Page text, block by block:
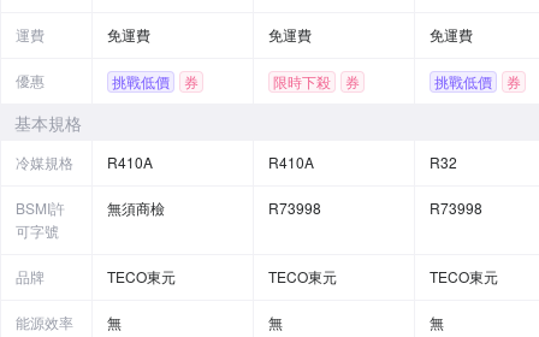
運費 免運費 免運費 免運費
優惠 挑戰低價 券 限時下殺 券 挑戰低價 券
基本規格
冷媒規格 R410A R410A R32
BSMI許
可字號
無須商檢 R73998 R73998
品牌 TECO東元 TECO東元 TECO東元
能源效率
無 無 無